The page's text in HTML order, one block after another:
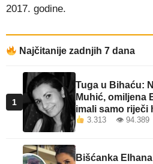
2017. godine.
Najčitanije zadnjih 7 dana
1
Tuga u Bihaću:
Muhić, omiljena
imali samo riječi
3.313 👁 94.389
Bišćanka